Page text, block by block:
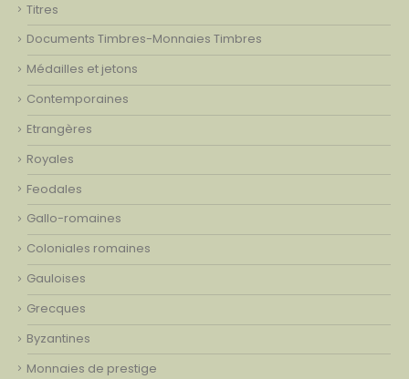
Titres
Documents Timbres-Monnaies Timbres
Médailles et jetons
Contemporaines
Etrangères
Royales
Feodales
Gallo-romaines
Coloniales romaines
Gauloises
Grecques
Byzantines
Monnaies de prestige